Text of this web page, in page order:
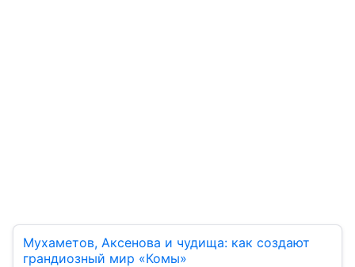
Мухаметов, Аксенова и чудища: как создают
грандиозный мир «Комы»